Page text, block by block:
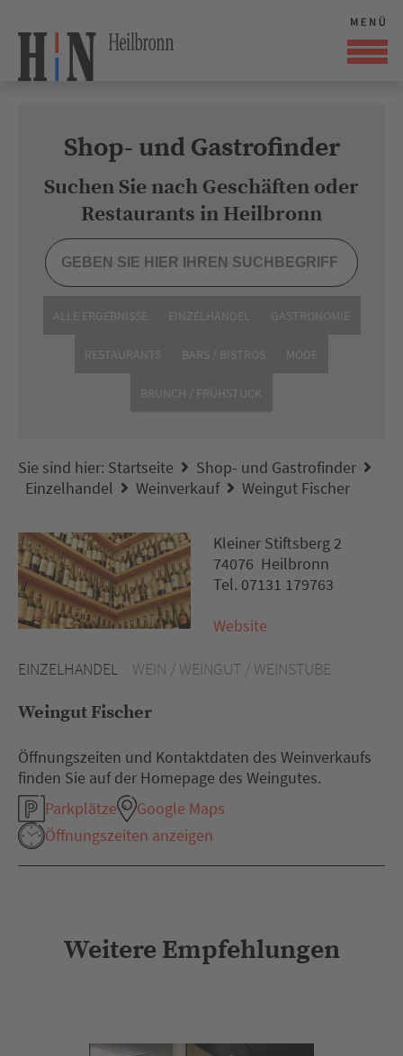
Shop- und Gastrofinder
Suchen Sie nach Geschäften oder
Restaurants in Heilbronn
ALLE ERGEBNISSE EINZELHANDEL GASTRONOMIE
RESTAURANTS BARS / BISTROS MODE
BRUNCH / FRÜHSTÜCK
Sie sind hier: Startseite
Shop- und Gastrofinder
Einzelhandel
Weinverkauf Weingut Fischer
EINZELHANDEL WEIN / WEINGUT / WEINSTUBE
Weingut Fischer
Öffnungszeiten und Kontaktdaten des Weinverkaufs
finden Sie auf der Homepage des Weingutes.
Parkplätze
Google Maps
Öffnungszeiten anzeigen
Kleiner Stiftsberg 2
74076 Heilbronn
Tel. 07131 179763
Website
Weitere Empfehlungen